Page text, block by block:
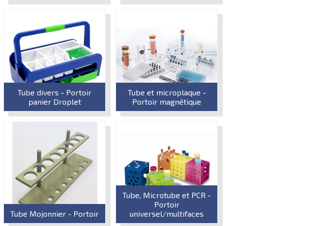
Tube divers - Portoir
panier Droplet
Tube et microplaque -
Portoir magnétique
Tube Mojonnier - Portoir
Tube, Microtube et PCR -
Portoir
universel/multifaces